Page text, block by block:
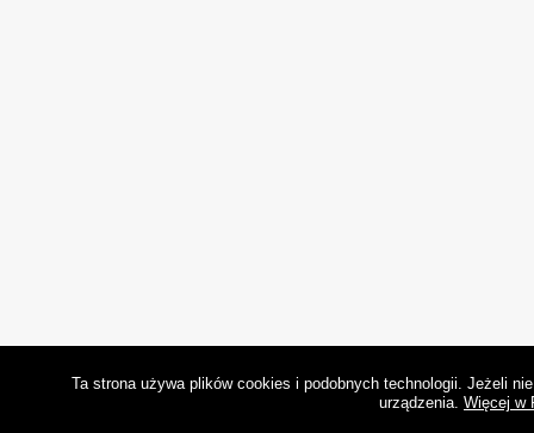
Ta strona używa plików cookies i podobnych technologii. Jeżeli
urządzenia. Więcej w